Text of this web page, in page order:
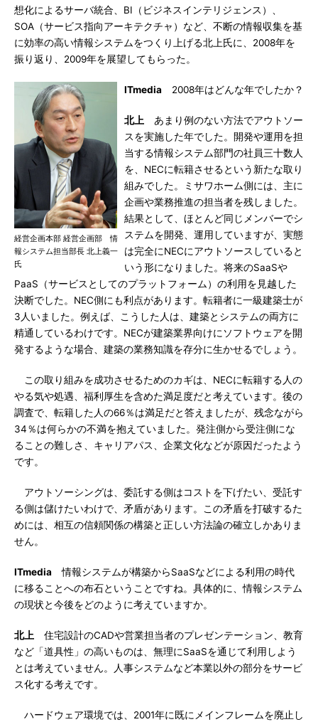
想化によるサーバ統合、BI（ビジネスインテリジェンス）、
SOA（サービス指向アーキテクチャ）など、不断の情報収集を基
に効率の高い情報システムをつくり上げる北上氏に、2008年を
振り返り、2009年を展望してもらった。
経営企画本部 経営企画部 情
報システム担当部長 北上義一
氏
ITmedia 2008年はどんな年でしたか？
北上 あまり例のない方法でアウトソー
スを実施した年でした。開発や運用を担
当する情報システム部門の社員三十数人
を、NECに転籍させるという新たな取り
組みでした。ミサワホーム側には、主に
企画や業務推進の担当者を残しました。
結果として、ほとんど同じメンバーでシ
ステムを開発、運用していますが、実態
は完全にNECにアウトソースしていると
いう形になりました。将来のSaaSや
PaaS（サービスとしてのプラットフォーム）の利用を見越した
決断でした。NEC側にも利点があります。転籍者に一級建築士が
3人いました。例えば、こうした人は、建築とシステムの両方に
精通しているわけです。NECが建築業界向けにソフトウェアを開
発するような場合、建築の業務知識を存分に生かせるでしょう。
この取り組みを成功させるためのカギは、NECに転籍する人の
やる気や処遇、福利厚生を含めた満足度だと考えています。後の
調査で、転籍した人の66％は満足だと答えましたが、残念ながら
34％は何らかの不満を抱えていました。発注側から受注側にな
ることの難しさ、キャリアパス、企業文化などが原因だったよう
です。
アウトソーシングは、委託する側はコストを下げたい、受託す
る側は儲けたいわけで、矛盾があります。この矛盾を打破するた
めには、相互の信頼関係の構築と正しい方法論の確立しかありま
せん。
ITmedia 情報システムが構築からSaaSなどによる利用の時代
に移ることへの布石ということですね。具体的に、情報システム
の現状と今後をどのように考えていますか。
北上 住宅設計のCADや営業担当者のプレゼンテーション、教育
など「道具性」の高いものは、無理にSaaSを通じて利用しよう
とは考えていません。人事システムなど本業以外の部分をサービ
ス化する考えです。
ハードウェア環境では、2001年に既にメインフレームを廃止し